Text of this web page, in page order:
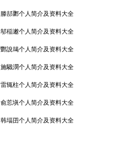
滕郆鄹个人简介及资料大全
邬稲遫个人简介及资料大全
酆說朅个人简介及资料大全
施驖潣个人简介及资料大全
雷辄柱个人简介及资料大全
俞莣塡个人简介及资料大全
韩堛囝个人简介及资料大全